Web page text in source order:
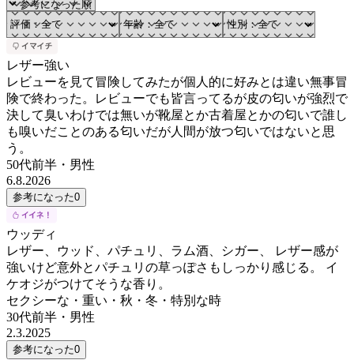
レザー強い
レビューを見て冒険してみたが個人的に好みとは違い無事冒
険で終わった。レビューでも皆言ってるが皮の匂いが強烈で
決して臭いわけでは無いが靴屋とか古着屋とかの匂いで誰し
も嗅いだことのある匂いだが人間が放つ匂いではないと思
う。
50代前半 ・ 男性
6.8.2026
参考になった0
ウッディ
レザー、ウッド、パチュリ、ラム酒、シガー、 レザー感が
強いけど意外とパチュリの草っぽさもしっかり感じる。 イ
ケオジがつけてそうな香り。
セクシーな・重い・秋・冬・特別な時
30代前半 ・ 男性
2.3.2025
参考になった0